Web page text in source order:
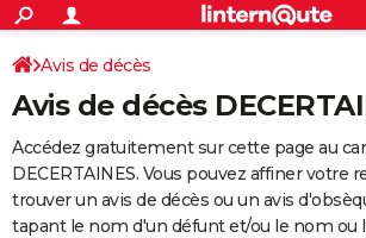
ACTUALITÉS
Politique
Société
Faits Divers
Education
Monde
Villes
+
SPORT
Coupe du monde 2026
Football
Tennis
Cyclisme
Rugby
Forum
Programme TV
TNT
Streaming
Cinéma
Sorties cinéma
Musique
+
FINANCE
Retraite
Epargne
Immobilier
Risques naturels par ville
Assurance
AUTO
Avis de décès
Avis de décès
Accédez gratuitement sur cette page au
DECERTAINES. Vous pouvez affiner votre
trouver un avis de décès ou un avis
tapant le nom d'un défunt et/ou le nom ou